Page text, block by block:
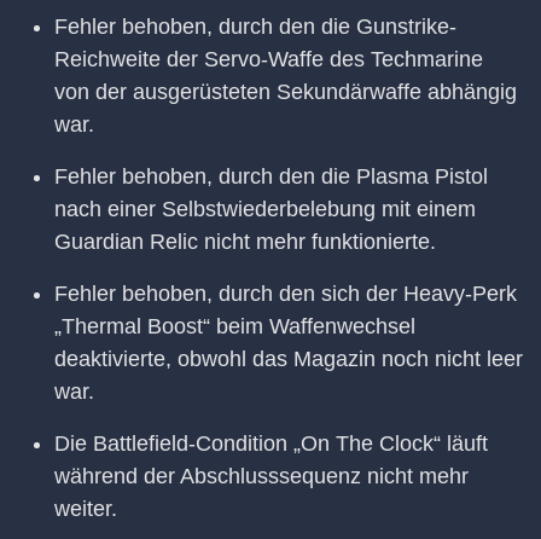
Fehler behoben, durch den die Gunstrike-
Reichweite der Servo-Waffe des Techmarine
von der ausgerüsteten Sekundärwaffe abhängig
war.
Fehler behoben, durch den die Plasma Pistol
nach einer Selbstwiederbelebung mit einem
Guardian Relic nicht mehr funktionierte.
Fehler behoben, durch den sich der Heavy-Perk
„Thermal Boost“ beim Waffenwechsel
deaktivierte, obwohl das Magazin noch nicht leer
war.
Die Battlefield-Condition „On The Clock“ läuft
während der Abschlusssequenz nicht mehr
weiter.